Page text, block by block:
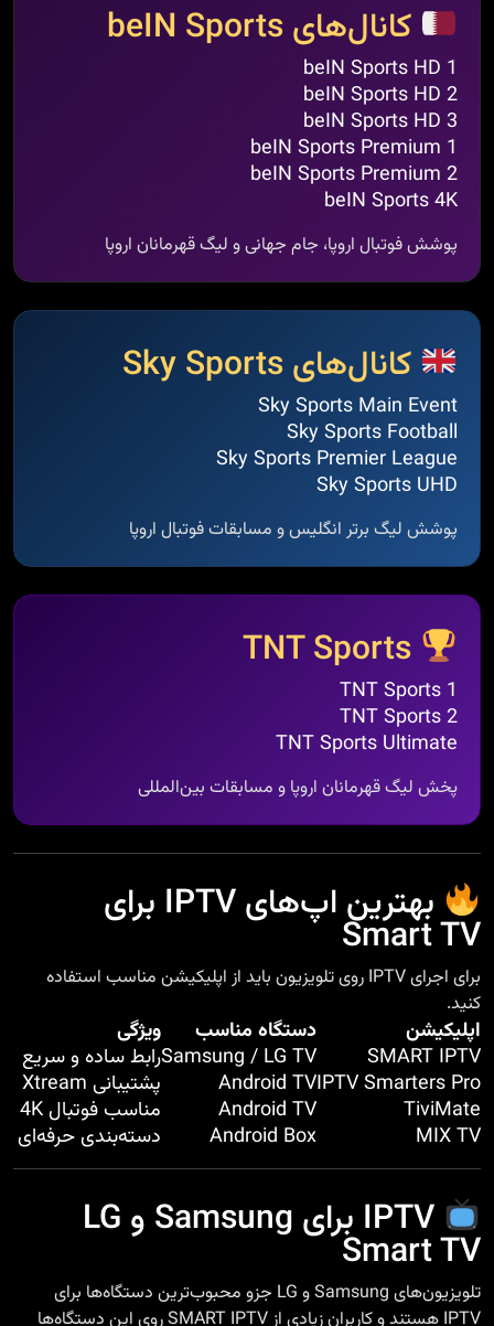
کانال‌های beIN Sports
beIN Sports HD 1
beIN Sports HD 2
beIN Sports HD 3
beIN Sports Premium 1
beIN Sports Premium 2
beIN Sports 4K
پوشش فوتبال اروپا، جام جهانی و لیگ قهرمانان اروپا
کانال‌های Sky Sports
Sky Sports Main Event
Sky Sports Football
Sky Sports Premier League
Sky Sports UHD
پوشش لیگ برتر انگلیس و مسابقات فوتبال اروپا
TNT Sports
TNT Sports 1
TNT Sports 2
TNT Sports Ultimate
پخش لیگ قهرمانان اروپا و مسابقات بین‌المللی
بهترین اپ‌های IPTV برای
Smart TV
برای اجرای IPTV روی تلویزیون باید از اپلیکیشن مناسب استفاده
کنید.
اپلیکیشن دستگاه مناسب
ویژگی
SMART IPTV
Samsung / LG TVرابط ساده و سریع
IPTV Smarters Pro
Android TV
پشتیبانی Xtream
TiviMate
Android TV
مناسب فوتبال 4K
MIX TV
Android Box دسته‌بندی حرفه‌ای
IPTV برای Samsung و LG
Smart TV
تلویزیون‌های Samsung و LG جزو محبوب‌ترین دستگاه‌ها برای
IPTV هستند و کاربران زیادی از SMART IPTV روی این دستگاه‌ها